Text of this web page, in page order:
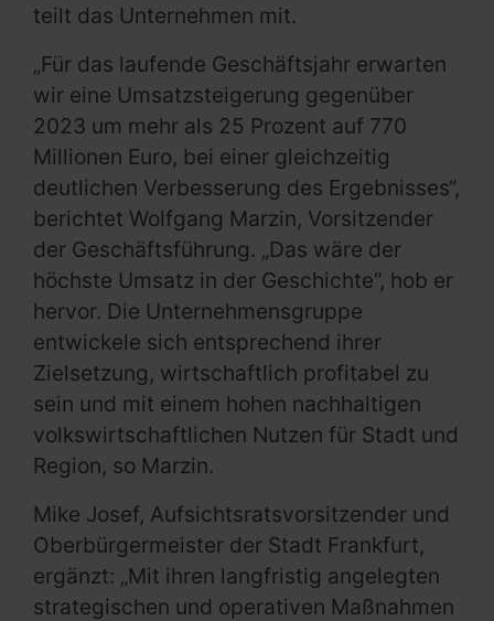
teilt das Unternehmen mit.
„Für das laufende Geschäftsjahr erwarten
wir eine Umsatzsteigerung gegenüber
2023 um mehr als 25 Prozent auf 770
Millionen Euro, bei einer gleichzeitig
deutlichen Verbesserung des Ergebnisses“,
berichtet Wolfgang Marzin, Vorsitzender
der Geschäftsführung. „Das wäre der
höchste Umsatz in der Geschichte“, hob er
hervor. Die Unternehmensgruppe
entwickele sich entsprechend ihrer
Zielsetzung, wirtschaftlich profitabel zu
sein und mit einem hohen nachhaltigen
volkswirtschaftlichen Nutzen für Stadt und
Region, so Marzin.
Mike Josef, Aufsichtsratsvorsitzender und
Oberbürgermeister der Stadt Frankfurt,
ergänzt: „Mit ihren langfristig angelegten
strategischen und operativen Maßnahmen